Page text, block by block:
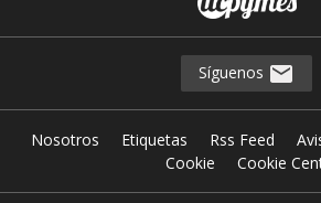
Síguenos
Nosotros Etiquetas Rss Feed
Cookie
Cookie